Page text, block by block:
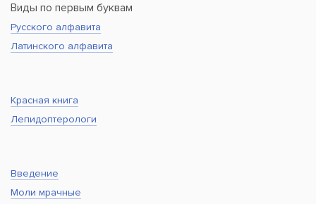
Виды по первым буквам
Русского алфавита
Латинского алфавита
Красная книга
Лепидоптерологи
Введение
Моли мрачные